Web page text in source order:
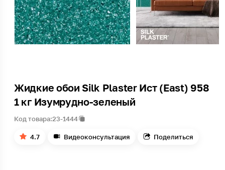
Жидкие обои Silk Plaster Иcт (East) 958
1 кг Изумрудно-зеленый
Код товара:23-1444
4.7 Видеоконсультация Поделиться